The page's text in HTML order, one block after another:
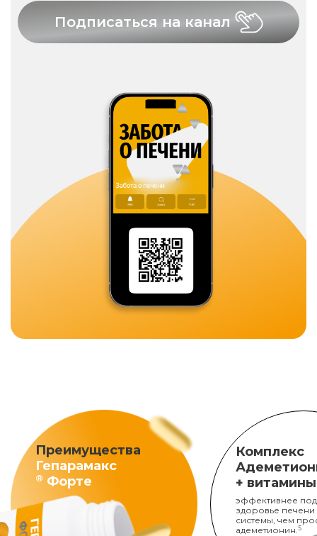
Подписаться на канал
Преимущества
Гепарамакс
® Форте
Комплекс
+
эффективнее
здоровье печени
системы, чем
адеметионин. 5